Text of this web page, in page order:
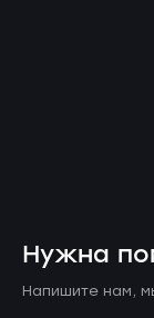
Нужна
Напишите нам,